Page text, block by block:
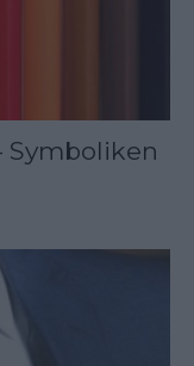
Symboliken